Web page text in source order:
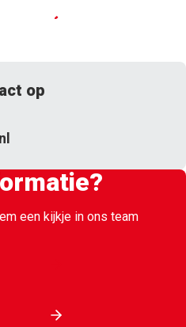
Solliciteer nu
op
een kijkje in ons team